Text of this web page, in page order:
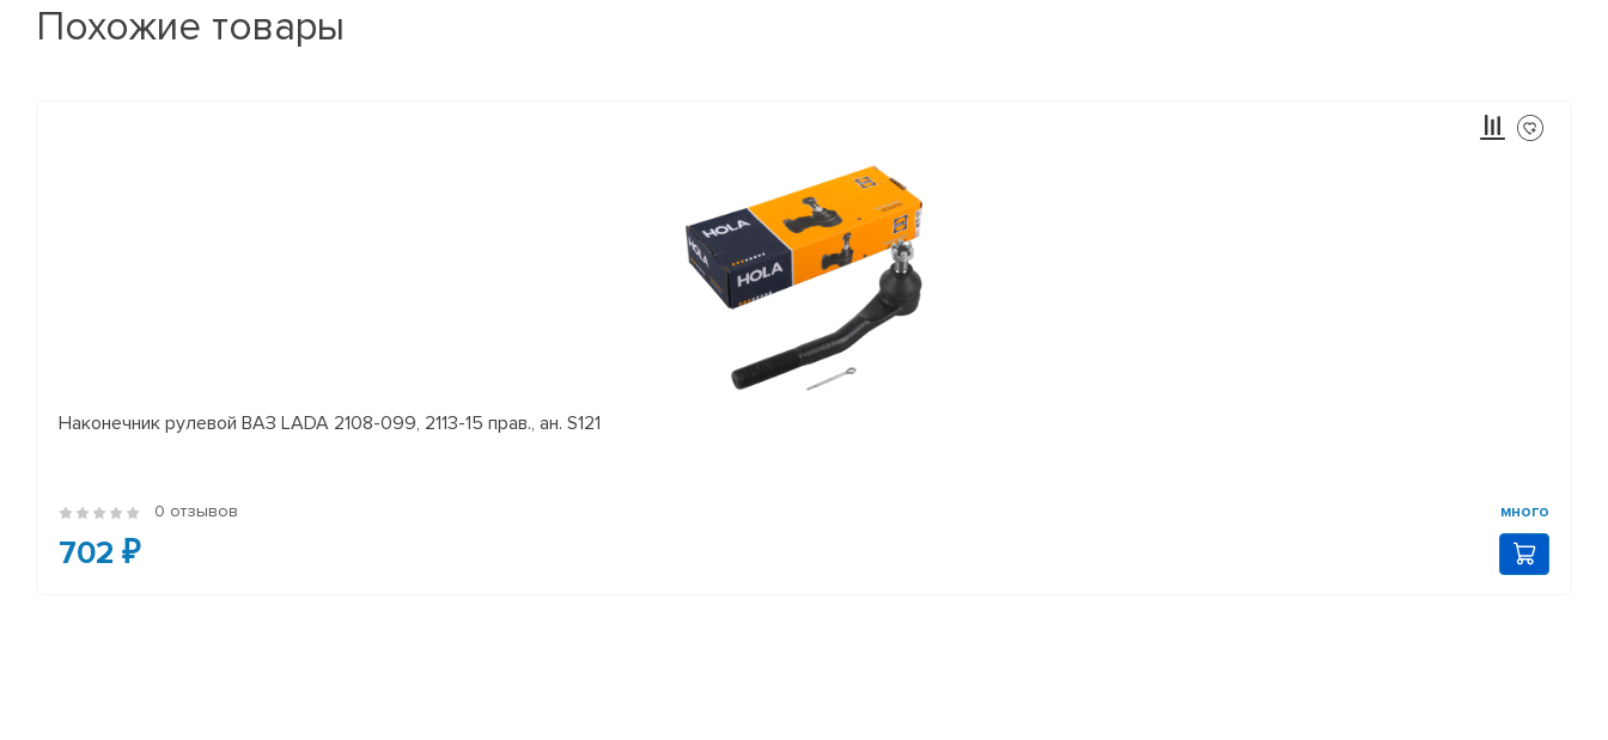
Похожие товары
Наконечник рулевой ВАЗ LADA 2108-099, 2113-15 прав., ан. S121
0 отзывов много
702 ₽